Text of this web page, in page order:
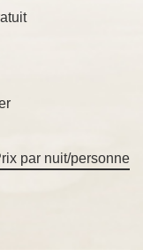
par nuit/personne